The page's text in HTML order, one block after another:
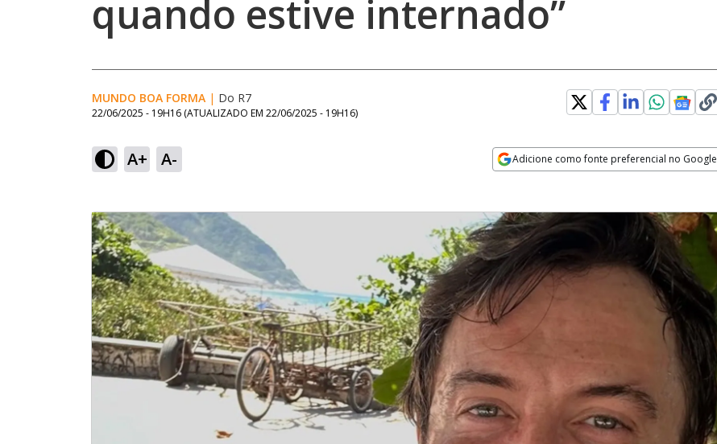
quando estive internado”
MUNDO BOA FORMA | Do R7
22/06/2025 - 19H16 (ATUALIZADO EM 22/06/2025 - 19H16)
A+ A- Adicione como fonte preferencial no Google